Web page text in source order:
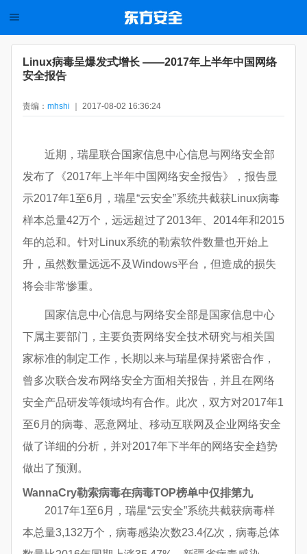
Linux病毒呈爆发式增长 ——2017年上半年中国网络
安全报告
责编： mhshi ｜ 2017-08-02 16:36:24
近期，瑞星联合国家信息中心信息与网络安全部
发布了《2017年上半年中国网络安全报告》，报告显
示2017年1至6月，瑞星“云安全”系统共截获Linux病毒
样本总量42万个，远远超过了2013年、2014年和2015
年的总和。针对Linux系统的勒索软件数量也开始上
升，虽然数量远远不及Windows平台，但造成的损失
将会非常惨重。
国家信息中心信息与网络安全部是国家信息中心
下属主要部门，主要负责网络安全技术研究与相关国
家标准的制定工作，长期以来与瑞星保持紧密合作，
曾多次联合发布网络安全方面相关报告，并且在网络
安全产品研发等领域均有合作。此次，双方对2017年1
至6月的病毒、恶意网址、移动互联网及企业网络安全
做了详细的分析，并对2017年下半年的网络安全趋势
做出了预测。
WannaCry勒索病毒在病毒TOP榜单中仅排第九
2017年1至6月，瑞星“云安全”系统共截获病毒样
本总量3,132万个，病毒感染次数23.4亿次，病毒总体